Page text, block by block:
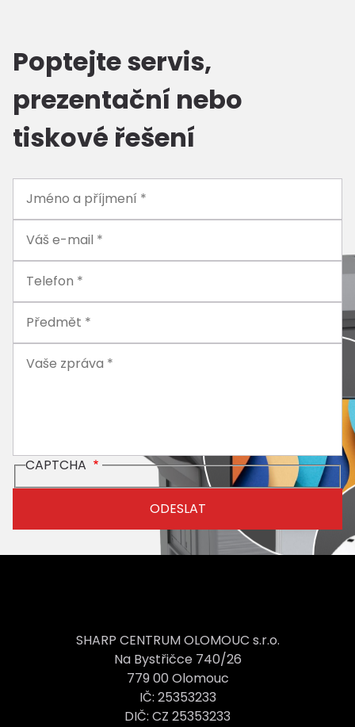
Poptejte servis,
prezentační nebo
tiskové řešení
CAPTCHA
SHARP CENTRUM OLOMOUC s.r.o.
Na Bystřičce 740/26
779 00 Olomouc
IČ: 25353233
DIČ: CZ 25353233